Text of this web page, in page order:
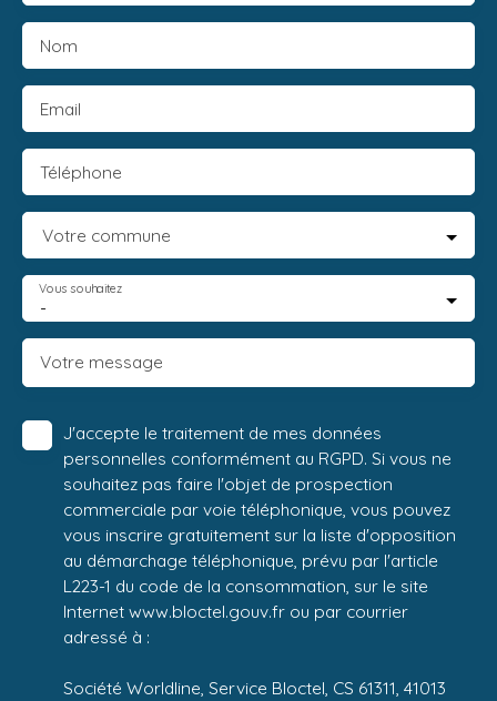
Nom
Email
Téléphone
Votre commune
-
Vous souhaitez
Votre message
J'accepte le traitement de mes données
personnelles conformément au RGPD. Si vous ne
souhaitez pas faire l'objet de prospection
commerciale par voie téléphonique, vous pouvez
vous inscrire gratuitement sur la liste d'opposition
au démarchage téléphonique, prévu par l'article
L223-1 du code de la consommation, sur le site
Internet www.bloctel.gouv.fr ou par courrier
adressé à :
Société Worldline, Service Bloctel, CS 61311, 41013